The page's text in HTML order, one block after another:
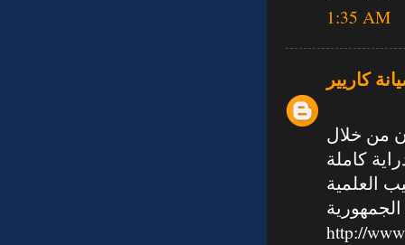
1:35 AM
كاريير
من خلال
كاملة
العلمية
http://